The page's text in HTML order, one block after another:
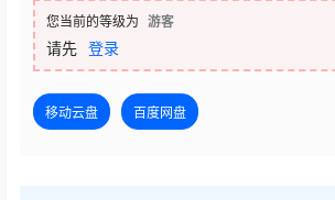
您当前的等级为 游客
请先 登录
移动云盘 百度网盘